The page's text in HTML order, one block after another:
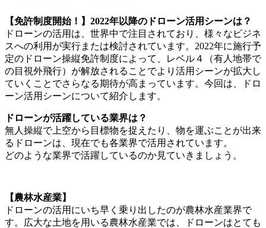
【免許制度開始！】2022年以降のドローン活用シーンは？
ドローンの活用は、世界中で注目されており、様々なビジネ
スへの利用が実行または検討されています。2022年に施行予
定のドローン操縦免許制度によって、レベル４（有人地帯で
の目視外飛行）が解放されることでより活用シーンが拡大し
ていくことでさらなる期待が高まっています。今回は、ドロ
ーン活用シーンについて紹介します。
ドローンが活躍している業界は？
無人操縦で上空から目標物を捉えたり、物を運ぶことが出来
るドローンは、現在でも各業界で活用されています。
どのような業界で活躍しているのか見ていきましょう。
【農林水産業】
ドローンの活用にいち早く乗り出したのが農林水産業界で
す。広大な土地を用いる農林水産業では、ドローンはとても